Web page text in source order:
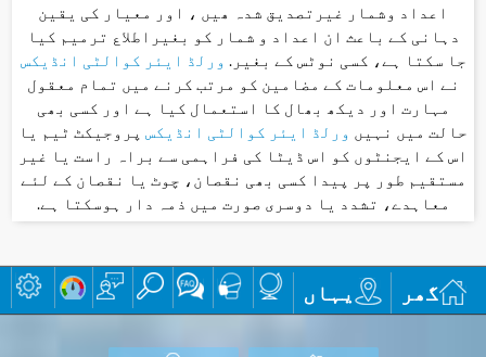
اعداد وشمار غیرتصدیق شدہ ھیں ، اور معیار کی یقین
دہانی کے باعث ان اعداد و شمار کو بغیراطلاع ترمیم کیا
جا سکتا ہے، کسی نوٹس کے بغیر. ورلڈ ایئر کوالٹی انڈیکس
نے اس معلومات کے مضامین کو مرتب کرنے میں تمام معقول
مہارت اور دیکھ بھال کا استعمال کیا ہے اور کسی بھی
حالت میں نہیں ورلڈ ایئر کوالٹی انڈیکس پروجیکٹ ٹیم یا
اس کے ایجنٹوں کو اس ڈیٹا کی فراہمی سے براہ راست یا غیر
مستقیم طور پر پیدا کسی بھی نقصان، چوٹ یا نقصان کے لئے
معاہدے، تشدد یا دوسری صورت میں ذمہ دار ہوسکتا ہے.
گھر یہاں